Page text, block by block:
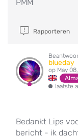
PMM
Rapporteren
blueday
op May
laatste
Bedankt Lips
bericht - ik